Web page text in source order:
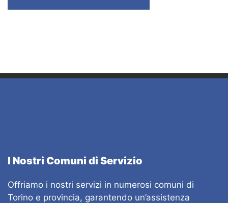
I Nostri Comuni di Servizio
Offriamo i nostri servizi in numerosi comuni di
Torino e provincia, garantendo un’assistenza